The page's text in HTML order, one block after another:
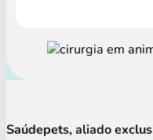
Saúdepets, aliado